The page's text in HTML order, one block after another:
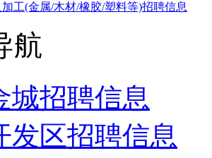
工(金属/木材/橡胶/塑料等)招聘信息
航
城招聘信息
发区招聘信息